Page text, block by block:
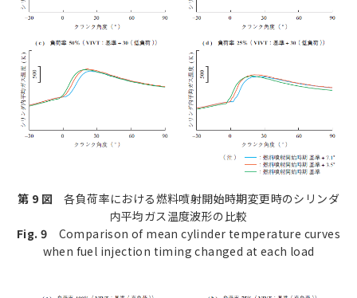
第 9 図 各負荷率における燃料噴射開始時期変更時のシリンダ
内平均ガス温度波形の比較
Fig. 9 Comparison of mean cylinder temperature curves
when fuel injection timing changed at each load